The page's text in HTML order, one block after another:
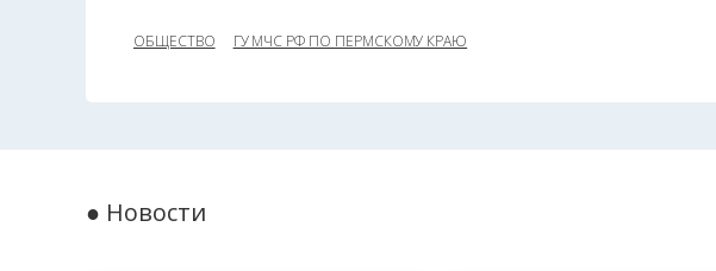
ОБЩЕСТВО ГУ МЧС РФ ПО ПЕРМСКОМУ КРАЮ
● Новости